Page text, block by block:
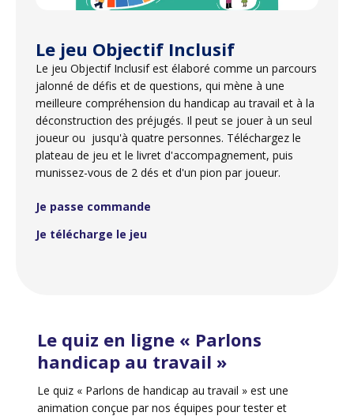
Le jeu Objectif Inclusif
Le jeu Objectif Inclusif est élaboré comme un parcours
jalonné de défis et de questions, qui mène à une
meilleure compréhension du handicap au travail et à la
déconstruction des préjugés. Il peut se jouer à un seul
joueur ou jusqu'à quatre personnes. Téléchargez le
plateau de jeu et le livret d'accompagnement, puis
munissez-vous de 2 dés et d'un pion par joueur.
Je passe commande
Je télécharge le jeu
Le quiz en ligne « Parlons
handicap au travail »
Le quiz « Parlons de handicap au travail » est une
animation conçue par nos équipes pour tester et